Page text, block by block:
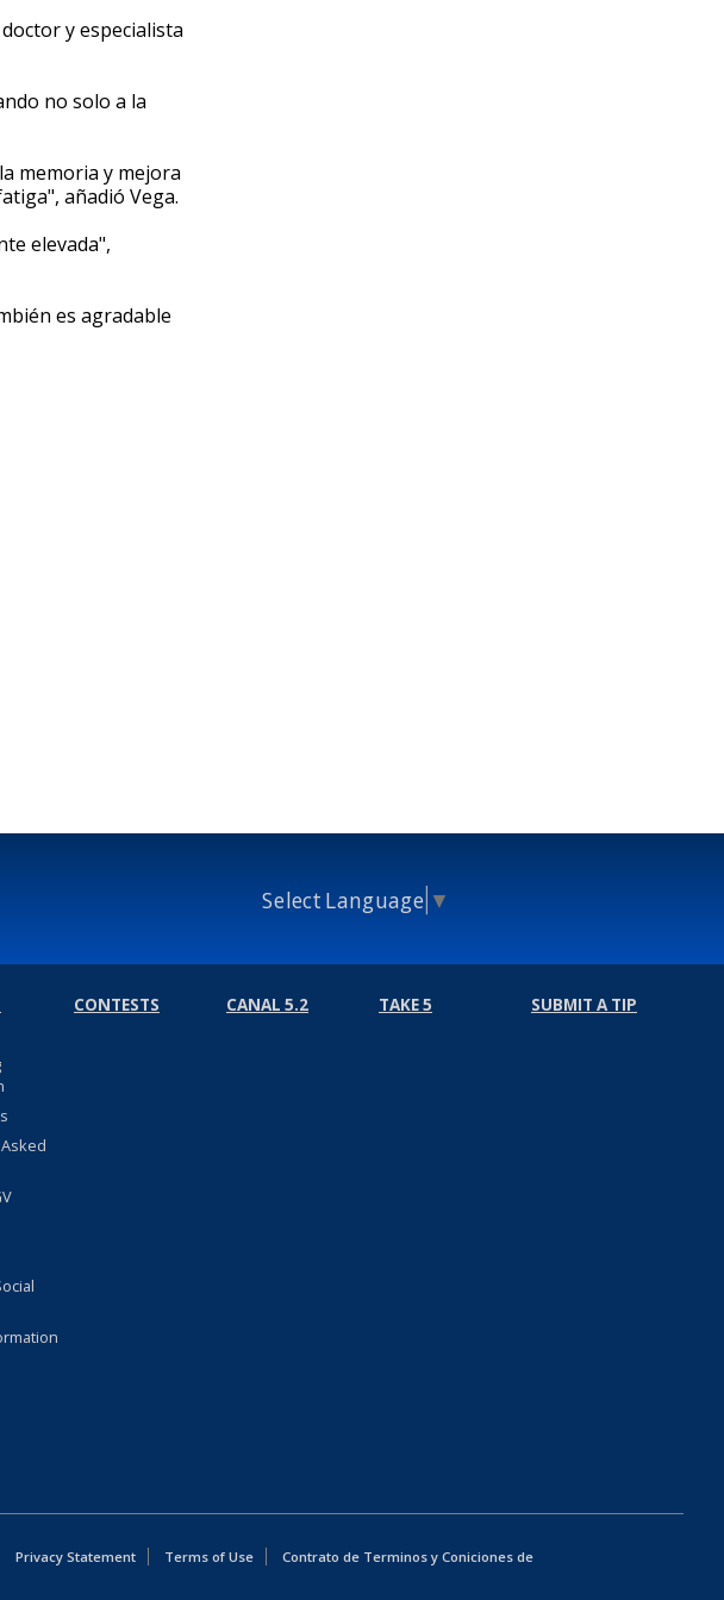
y especialista
no solo a la
memoria y mejora
añadió Vega.
elevada",
es agradable
Select Language ▼
CONTESTS CANAL 5.2 TAKE 5 SUBMIT A TIP
Privacy Statement Terms of Use
Contrato de Terminos y Coniciones de